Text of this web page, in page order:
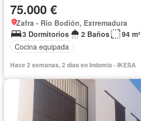
75.000 €
Zafra - Río Bodión, Extremadura
3 Dormitorios
2 Baños
94 m²
Cocina equipada
Hace 2 semanas, 2 días en Indomio - IKESA